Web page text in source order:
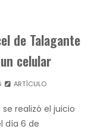
de Talagante
celular
ARTÍCULO
realizó el juicio
día 6 de